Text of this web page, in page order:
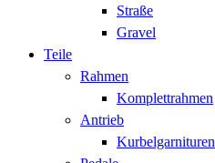
Straße
Gravel
Teile
Rahmen
Komplettrahmen
Antrieb
Kurbelgarnituren